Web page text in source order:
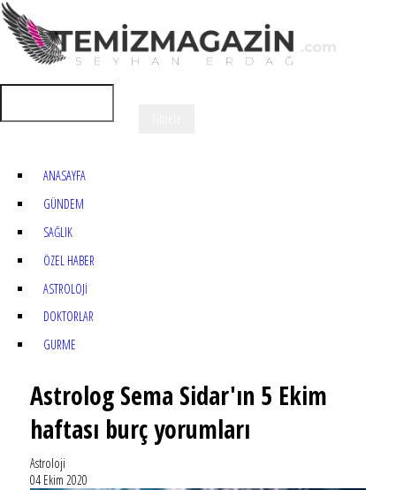
ANASAYFA
GÜNDEM
SAĞLIK
ÖZEL HABER
ASTROLOJİ
DOKTORLAR
GURME
Astrolog Sema Sidar'ın 5 Ekim
haftası burç yorumları
Astroloji
04 Ekim 2020